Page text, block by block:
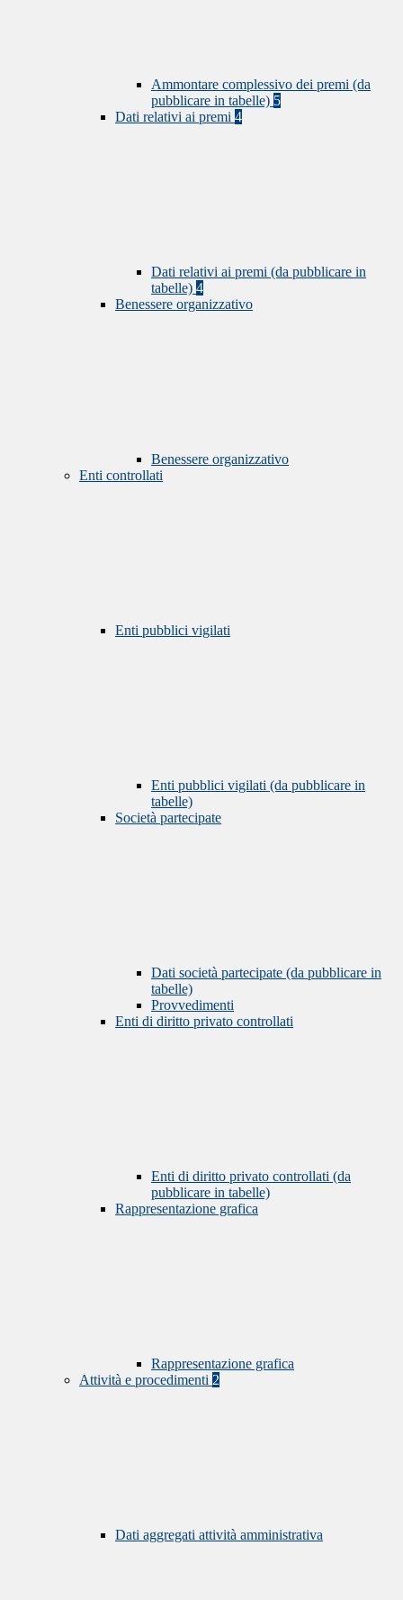
Ammontare complessivo dei premi (da
pubblicare in tabelle) 5
Dati relativi ai premi 4
Dati relativi ai premi (da pubblicare in
tabelle) 4
Benessere organizzativo
Benessere organizzativo
Enti controllati
Enti pubblici vigilati
Enti pubblici vigilati (da pubblicare in
tabelle)
Società partecipate
Dati società partecipate (da pubblicare in
tabelle)
Provvedimenti
Enti di diritto privato controllati
Enti di diritto privato controllati (da
pubblicare in tabelle)
Rappresentazione grafica
Rappresentazione grafica
Attività e procedimenti 2
Dati aggregati attività amministrativa